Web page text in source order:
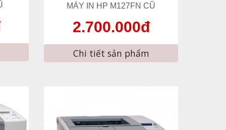
MÁY IN HP M127FN CŨ
2.700.000đ
Chi tiết sản phẩm